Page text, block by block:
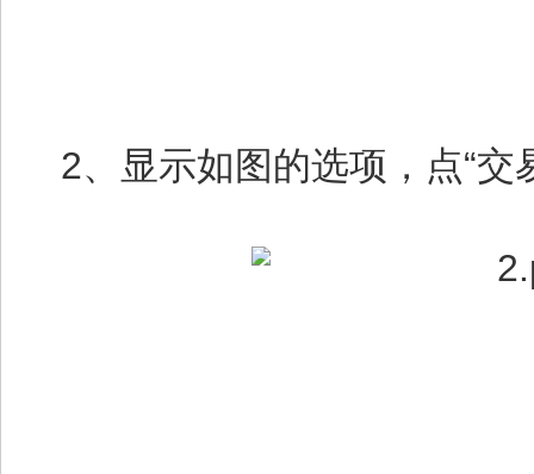
2、显示如图的选项，点“交